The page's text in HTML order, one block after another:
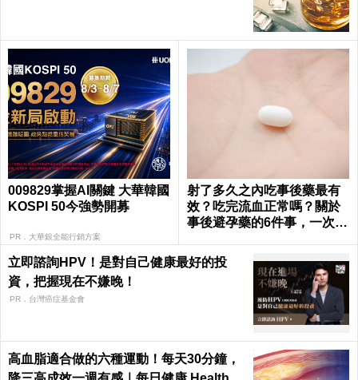
009829掌握AI關鍵 大華韓國
KOSPI 50今強勢開募
PR．大華銀全能行銷方案
射了多久之內吃事後藥最有
效？吃完流血正常嗎？關於
事後避孕藥的6件事，一次報
立即諮詢HPV！是對自己健康最好的投
資，把握現在不嫌晚！
PR．台灣癌症基金會
高血脂適合做的六種運動！每天30分鐘，